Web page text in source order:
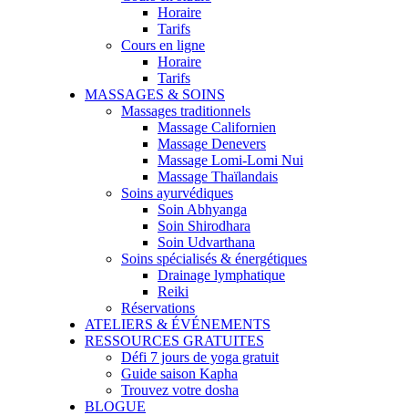
Horaire
Tarifs
Cours en ligne
Horaire
Tarifs
MASSAGES & SOINS
Massages traditionnels
Massage Californien
Massage Denevers
Massage Lomi-Lomi Nui
Massage Thaïlandais
Soins ayurvédiques
Soin Abhyanga
Soin Shirodhara
Soin Udvarthana
Soins spécialisés & énergétiques
Drainage lymphatique
Reiki
Réservations
ATELIERS & ÉVÉNEMENTS
RESSOURCES GRATUITES
Défi 7 jours de yoga gratuit
Guide saison Kapha
Trouvez votre dosha
BLOGUE